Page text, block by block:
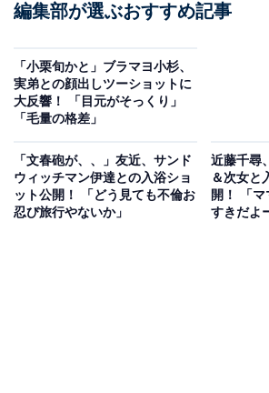
編集部が選ぶおすすめ記事
「小栗旬かと」ブラマヨ小杉、
実弟との顔出しツーショットに
大反響！ 「目元がそっくり」
「毛量の格差」
「文春砲が、、」友近、サンド
ウィッチマン伊達との入浴ショ
ット公開！ 「どう見ても不倫お
忍び旅行やないか」
近藤千尋
＆次女と
開！ 「
すきだよ